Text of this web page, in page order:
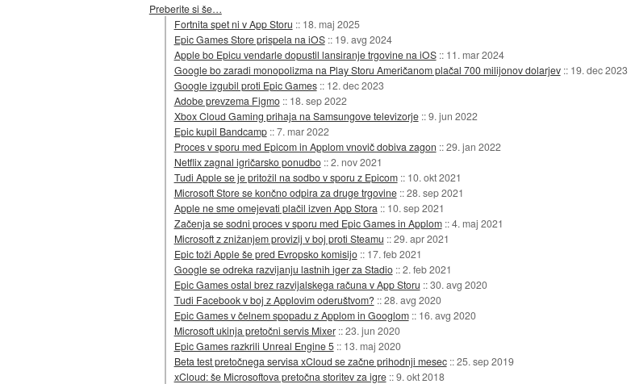
Preberite si še…
Fortnita spet ni v App Storu :: 18. maj 2025
Epic Games Store prispela na iOS :: 19. avg 2024
Apple bo Epicu vendarle dopustil lansiranje trgovine na iOS :: 11. mar 2024
Google bo zaradi monopolizma na Play Storu Američanom plačal 700 milijonov dolarjev :: 19. dec 2023
Google izgubil proti Epic Games :: 12. dec 2023
Adobe prevzema Figmo :: 18. sep 2022
Xbox Cloud Gaming prihaja na Samsungove televizorje ::9. jun 2022
Epic kupil Bandcamp ::7. mar 2022
Proces v sporu med Epicom in Applom vnovič dobiva zagon ::29. jan 2022
Netflix zagnal igričarsko ponudbo ::2. nov 2021
Tudi Apple se je pritožil na sodbo v sporu z Epicom :: 10. okt 2021
Microsoft Store se končno odpira za druge trgovine ::28. sep 2021
Apple ne sme omejevati plačil izven App Stora :: 10. sep 2021
Začenja se sodni proces v sporu med Epic Games in Applom ::4. maj 2021
Microsoft z znižanjem provizij v boj proti Steamu ::29. apr 2021
Epic toži Apple še pred Evropsko komisijo :: 17. feb 2021
Google se odreka razvijanju lastnih iger za Stadio ::2. feb 2021
Epic Games ostal brez razvijalskega računa v App Storu ::30. avg 2020
Tudi Facebook v boj z Applovim oderuštvom? ::28. avg 2020
Epic Games v čelnem spopadu z Applom in Googlom :: 16. avg 2020
Microsoft ukinja pretočni servis Mixer ::23. jun 2020
Epic Games razkrili Unreal Engine 5 :: 13. maj 2020
Beta test pretočnega servisa xCloud se začne prihodnji mesec ::25. sep 2019
xCloud: še Microsoftova pretočna storitev za igre ::9. okt 2018